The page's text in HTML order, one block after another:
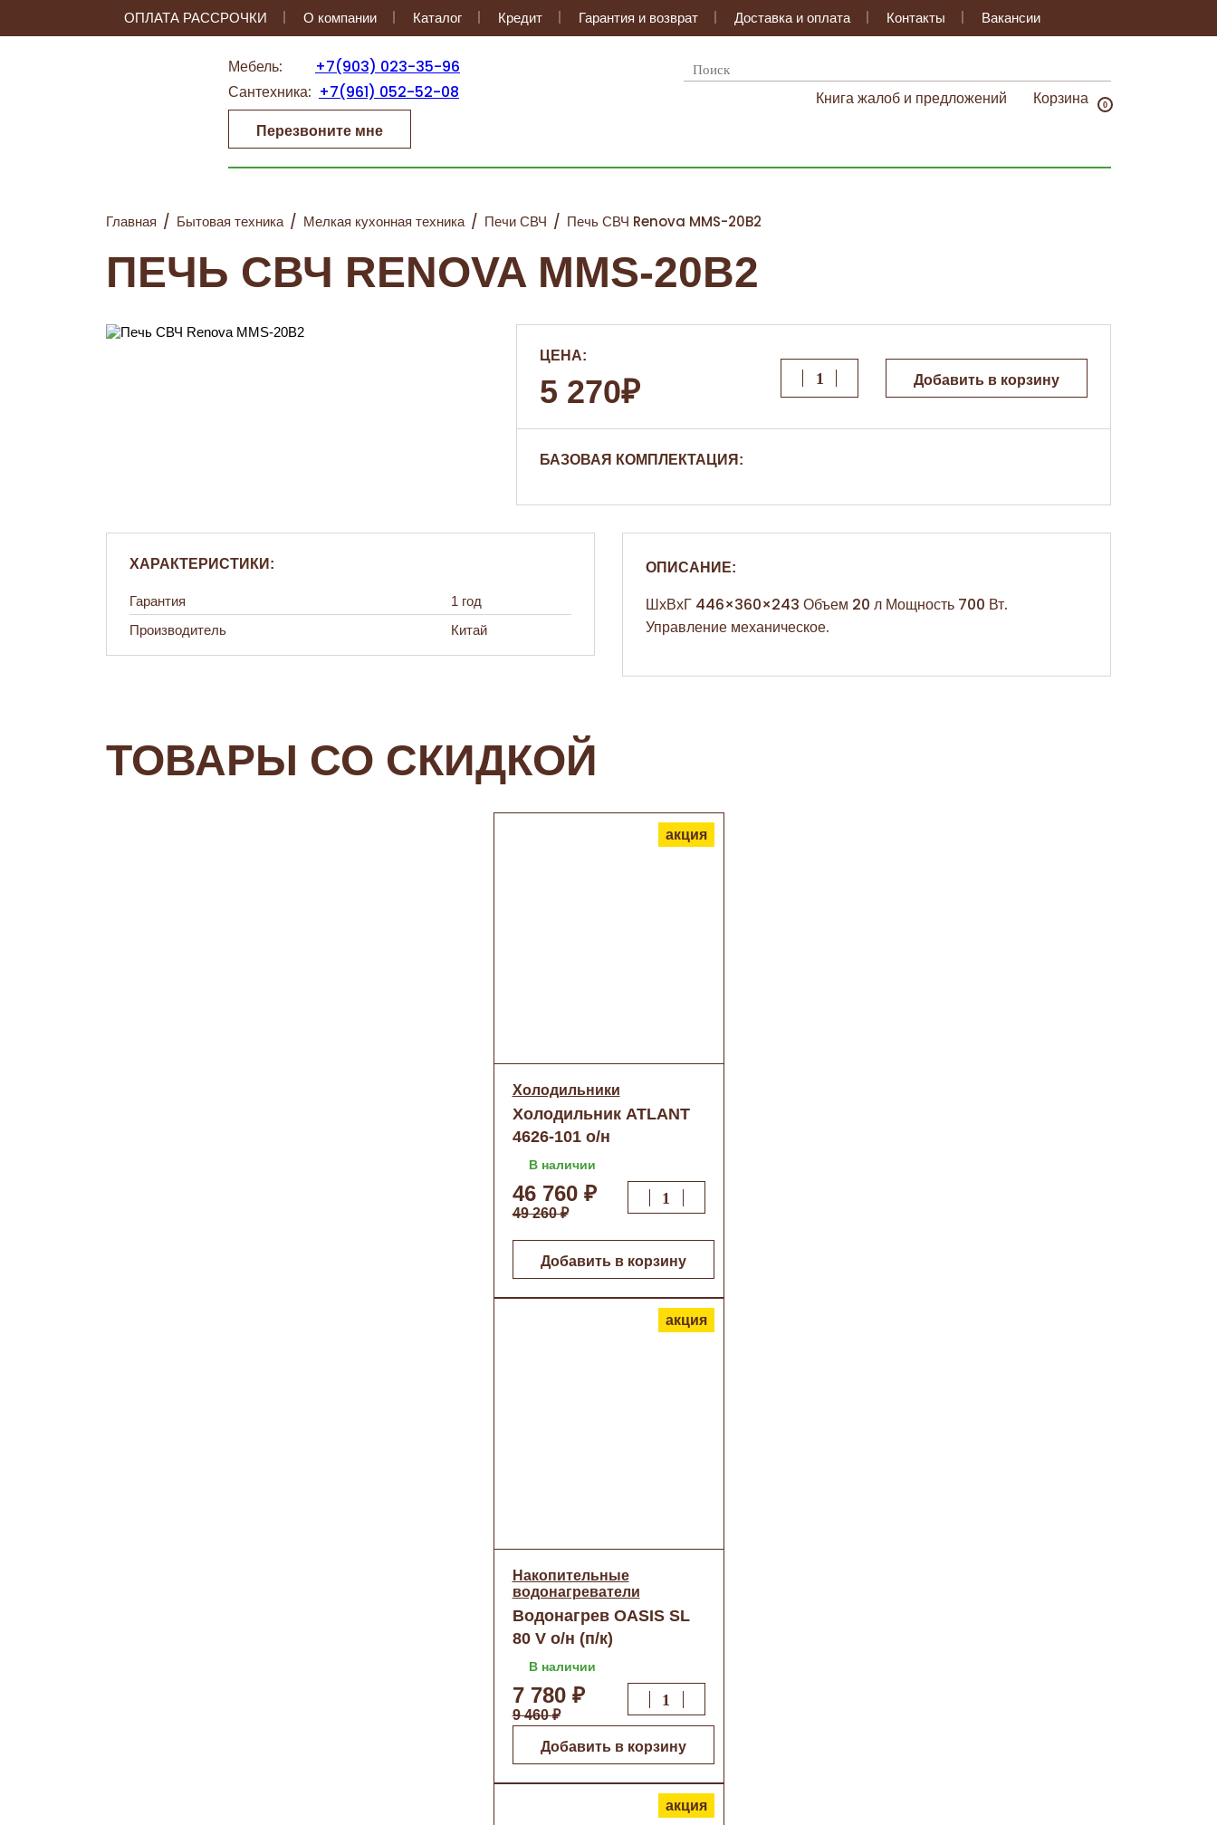
ОПЛАТА РАССРОЧКИ О компании Каталог Кредит Гарантия и возврат Доставка и оплата Контакты Вакансии
Мебель: +7(903) 023-35-96
Сантехника: +7(961) 052-52-08
Перезвоните мне
Книга жалоб и предложений Корзина 0
Главная / Бытовая техника / Мелкая кухонная техника / Печи СВЧ / Печь СВЧ Renova MMS-20B2
ПЕЧЬ СВЧ RENOVA MMS-20B2
ЦЕНА:
5 270₽ Добавить в корзину
БАЗОВАЯ КОМПЛЕКТАЦИЯ:
ХАРАКТЕРИСТИКИ:
Гарантия
1 год
Производитель
Китай
ОПИСАНИЕ:
ШхВхГ 446×360×243 Объем 20 л Мощность 700 Вт.
Управление механическое.
ТОВАРЫ СО СКИДКОЙ
акция
Холодильники
Холодильник ATLANT
4626-101 о/н
В наличии
46 760 ₽
49 260 ₽
Добавить в корзину
акция
Накопительные
водонагреватели
Водонагрев OASIS SL
80 V о/н (п/к)
В наличии
7 780 ₽
9 460 ₽
Добавить в корзину
акция